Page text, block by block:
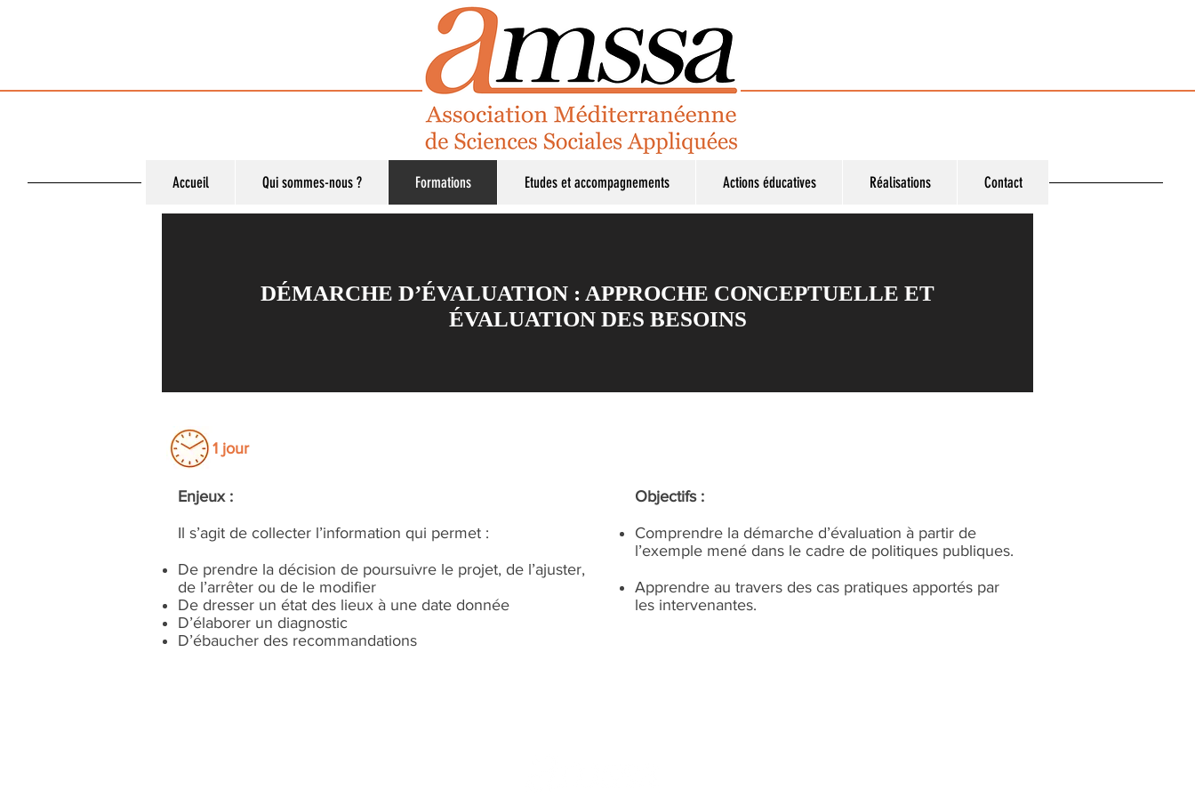
Accueil Qui sommes-nous ? Formations Etudes et accompagnements Actions éducatives Réalisations Contact
DÉMARCHE D’ÉVALUATION : APPROCHE CONCEPTUELLE ET
ÉVALUATION DES BESOINS
1 jour
Enjeux :
Il s’agit de collecter l’information qui permet :
De prendre la décision de poursuivre le projet, de l’ajuster,
de l’arrêter ou de le modifier
De dresser un état des lieux à une date donnée
D’élaborer un diagnostic
D’ébaucher des recommandations
Objectifs :
Comprendre la démarche d’évaluation à partir de
l’exemple mené dans le cadre de politiques publiques.
Apprendre au travers des cas pratiques apportés par
les intervenantes.